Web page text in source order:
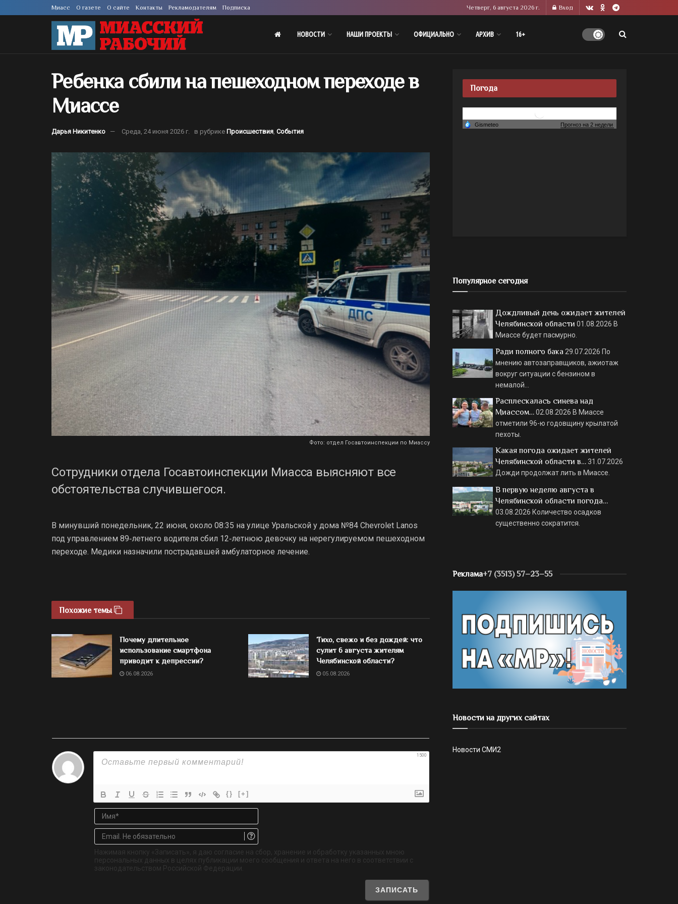
Миасс О газете О сайте Контакты Рекламодателям Подписка Четверг, 6 августа 2026 г. Вход
НОВОСТИ НАШИ ПРОЕКТЫ ОФИЦИАЛЬНО АРХИВ 16+
Ребенка сбили на пешеходном переходе в
Миассе
Дарья Никитенко Среда, 24 июня 2026 г. в рубрике Происшествия События
Фото: отдел Госавтоинспекции по Миассу
Сотрудники отдела Госавтоинспекции Миасса выясняют все
обстоятельства случившегося.
В минувший понедельник, 22 июня, около 08:35 на улице Уральской у дома №84 Chevrolet Lanos
под управлением 89‑летнего водителя сбил 12‑летнюю девочку на нерегулируемом пешеходном
переходе. Медики назначили пострадавшей амбулаторное лечение.
Похожие темы
Почему длительное
использование смартфона
приводит к депрессии?
06.08.2026
Тихо, свежо и без дождей: что
сулит 6 августа жителям
Челябинской области?
05.08.2026
1500
{} [+]
Имя*
Email.
обязательно
Нажимая кнопку «Записать», я даю согласие на сбор, хранение и обработку указанных мною
персональных данных в целях публикации моего сообщения и ответа на него в соответствии с
законодательством Российской Федерации.
Погода
Популярное сегодня
Дождливый день ожидает жителей
Челябинской области 01.08.2026 В
Миассе будет пасмурно.
Ради полного бака 29.07.2026 По
мнению автозаправщиков, ажиотаж
вокруг ситуации с бензином в
немалой…
Расплескалась синева над
Миассом…02.08.2026 В Миассе
отметили 96-ю годовщину крылатой
пехоты.
Какая погода ожидает жителей
Челябинской области в…31.07.2026
Дожди продолжат лить в Миассе.
В первую неделю августа в
Челябинской области погода…
03.08.2026 Количество осадков
существенно сократится.
Реклама+7 (3513) 57–23–55
Новости на других сайтах
Новости СМИ2